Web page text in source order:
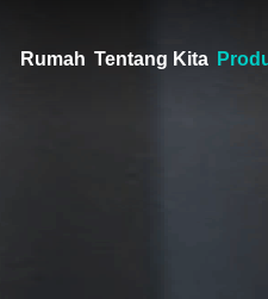
Rumah Tentang Kita